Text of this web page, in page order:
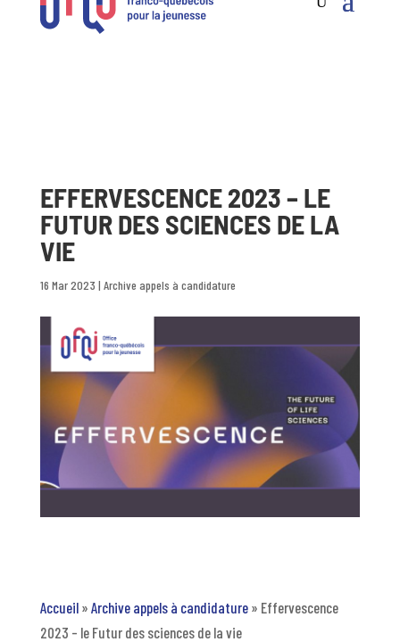
EFFERVESCENCE 2023 – LE
FUTUR DES SCIENCES DE LA
VIE
16 Mar 2023 | Archive appels à candidature
Accueil» Archive appels à candidature» Effervescence
2023 – le Futur des sciences de la vie